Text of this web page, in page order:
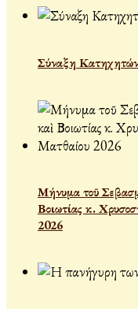
Σύναξη Κατηχητών
Μήνυμα τοῦ
Βοιωτίας κ.
2026